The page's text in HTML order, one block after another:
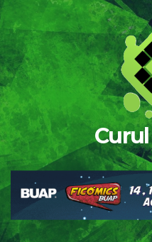
Saltar
al
contenido